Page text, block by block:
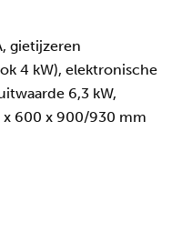
gietijzeren
4 kW), elektronische
6,3 kW,
x 600 x 900/930 mm